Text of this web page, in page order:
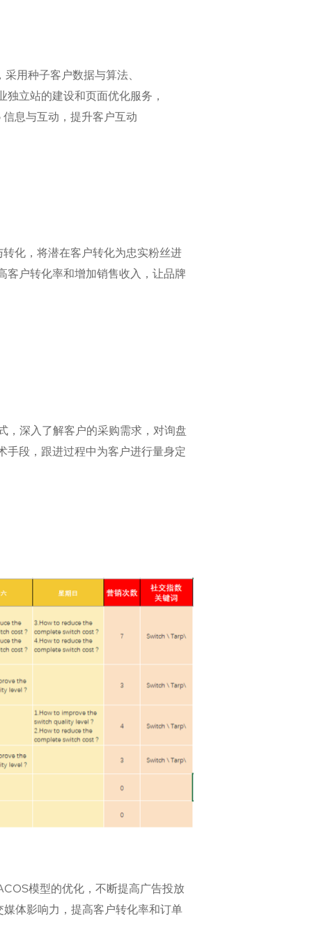
用种子客户数据与算法、
立站的建设和页面优化服务，
息与互动，提升客户互动
化，将潜在客户转化为忠实粉丝进
客户转化率和增加销售收入，让品牌
，深入了解客户的采购需求，对询盘
手段，跟进过程中为客户进行量身定
模型的优化，不断提高广告投放
体影响力，提高客户转化率和订单